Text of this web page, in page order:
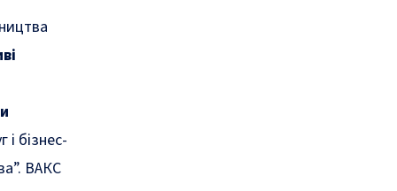
бізнес-
ВАКС